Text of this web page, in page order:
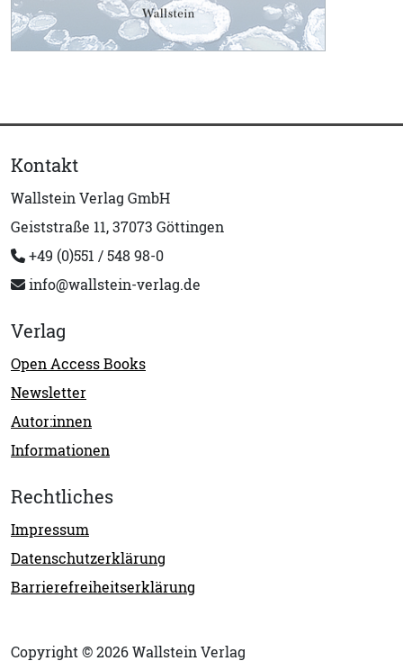
Kontakt
Wallstein Verlag GmbH
Geiststraße 11, 37073 Göttingen
+49 (0)551 / 548 98-0
info@wallstein-verlag.de
Verlag
Open Access Books
Newsletter
Autor:innen
Informationen
Rechtliches
Impressum
Datenschutzerklärung
Barrierefreiheitserklärung
Copyright © 2026 Wallstein Verlag